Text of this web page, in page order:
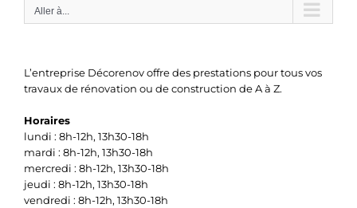
Aller à...
L’entreprise Décorenov offre des prestations pour tous vos
travaux de rénovation ou de construction de A à Z.
Horaires
lundi : 8h-12h, 13h30-18h
mardi : 8h-12h, 13h30-18h
mercredi : 8h-12h, 13h30-18h
jeudi : 8h-12h, 13h30-18h
vendredi : 8h-12h, 13h30-18h